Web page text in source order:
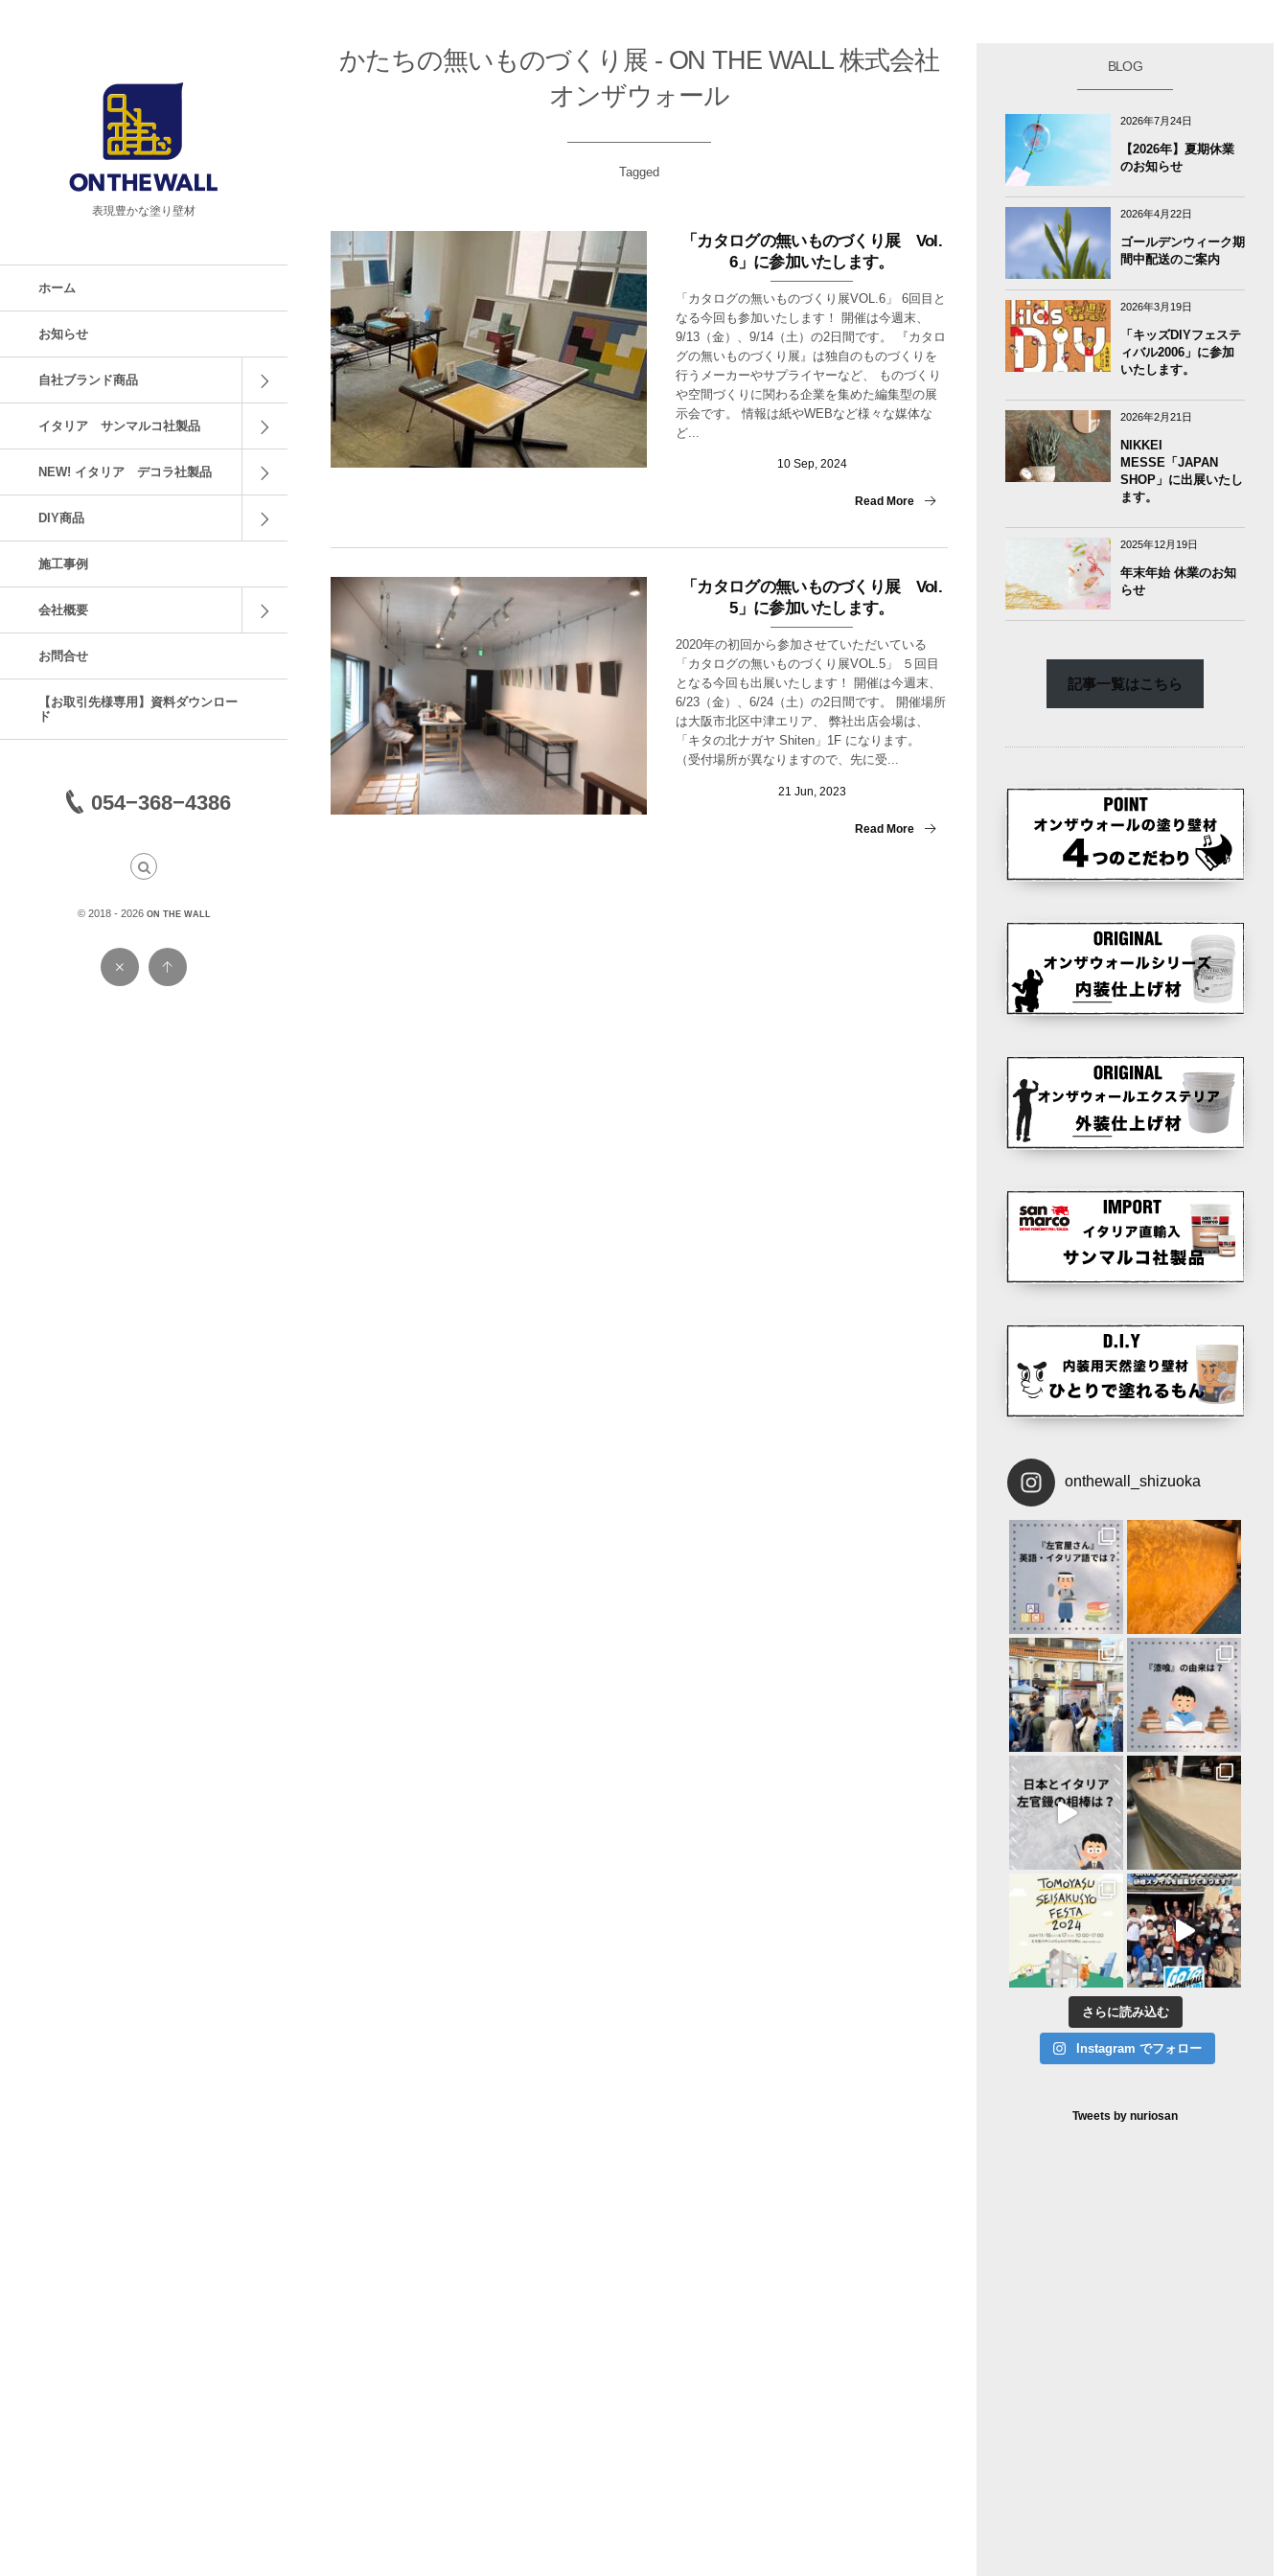
表現豊かな塗り壁材
ホーム
お知らせ
自社ブランド商品
イタリア サンマルコ社製品
NEW! イタリア デコラ社製品
DIY商品
施工事例
会社概要
お問合せ
【お取引先様専用】資料ダウンロー
ド
054−368−4386
© 2018 - 2026 ON THE WALL
かたちの無いものづくり展 - ON THE WALL 株式会社
オンザウォール
Tagged
「カタログの無いものづくり展 Vol.
6」に参加いたします。
「カタログの無いものづくり展VOL.6」 6回目と
なる今回も参加いたします！ 開催は今週末、
9/13（金）、9/14（土）の2日間です。 『カタロ
グの無いものづくり展』は独自のものづくりを
行うメーカーやサプライヤーなど、 ものづくり
や空間づくりに関わる企業を集めた編集型の展
示会です。 情報は紙やWEBなど様々な媒体な
ど...
10 Sep, 2024
Read More
「カタログの無いものづくり展 Vol.
5」に参加いたします。
2020年の初回から参加させていただいている
「カタログの無いものづくり展VOL.5」 ５回目
となる今回も出展いたします！ 開催は今週末、
6/23（金）、6/24（土）の2日間です。 開催場所
は大阪市北区中津エリア、 弊社出店会場は、
「キタの北ナガヤ Shiten」1F になります。
（受付場所が異なりますので、先に受...
21 Jun 2023
Read More
BLOG
2026年7月24日
【2026年】夏期休業
のお知らせ
2026年4月22日
ゴールデンウィーク期
間中配送のご案内
2026年3月19日
「キッズDIYフェステ
ィバル2006」に参加
いたします。
2026年2月21日
NIKKEI
MESSE「JAPAN
SHOP」に出展いたし
ます。
2025年12月19日
年末年始 休業のお知
らせ
記事一覧はこちら
onthewall_shizuoka
さらに読み込む
Instagram でフォロー
Tweets by nuriosan